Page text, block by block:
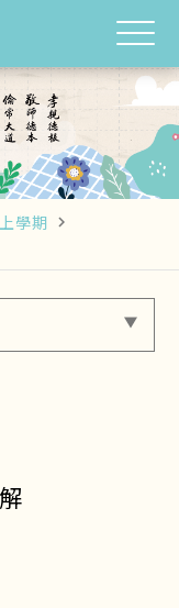
上學期 navigate_next